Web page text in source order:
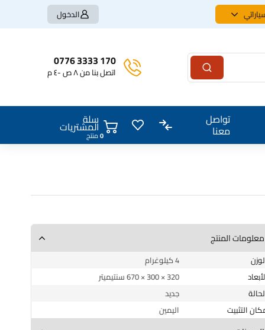
الدخول
170 3333 0776
اتصل بنا من ٨ ص -٤ م
تواصل
معنا
سلة
المشتريات0منتج
معلومات المنتج
الوزن
4 كيلوغرام
الأبعاد
320 × 300 × 670 سنتيميتر
الحالة
جديد
مكان التثبيت
اليمين